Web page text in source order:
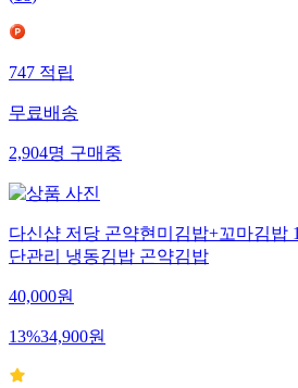
747적립
무료배송
2,904명구매중
다신샵 저당 곤약현미김밥+꼬마김밥
단관리 냉동김밥 곤약김밥
40,000원
13%34,900원